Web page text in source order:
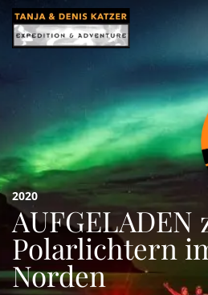
2020
AUFGELADEN
Polarlichtern
Norden